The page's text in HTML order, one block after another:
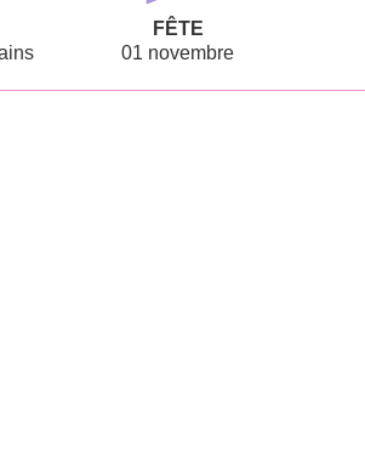
FÊTE
01 novembre